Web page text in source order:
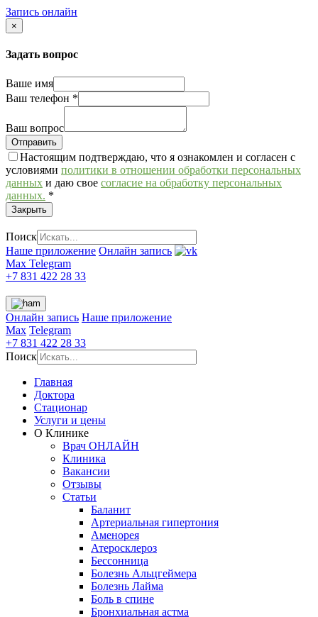
Запись онлайн
×
Задать вопрос
Ваше имя
Ваш телефон *
Ваш вопрос
Настоящим подтверждаю, что я ознакомлен и согласен с
условиями политики в отношении обработки персональных
данных и даю свое согласие на обработку персональных
данных. *
Закрыть
Поиск
Наше приложение Онлайн запись
Max Telegram
+7 831 422 28 33
Онлайн запись Наше приложение
Max Telegram
+7 831 422 28 33
Поиск
Главная
Доктора
Стационар
Услуги и цены
О Клинике
Врач ОНЛАЙН
Клиника
Вакансии
Отзывы
Статьи
Баланит
Артериальная гипертония
Аменорея
Атеросклероз
Бессонница
Болезнь Альцгеймера
Болезнь Лайма
Боль в спине
Бронхиальная астма